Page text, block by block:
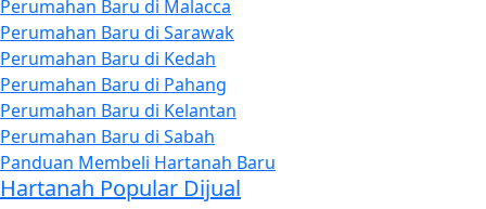
Perumahan Baru di Malacca
Perumahan Baru di Sarawak
Perumahan Baru di Kedah
Perumahan Baru di Pahang
Perumahan Baru di Kelantan
Perumahan Baru di Sabah
Panduan Membeli Hartanah Baru
Hartanah Popular Dijual